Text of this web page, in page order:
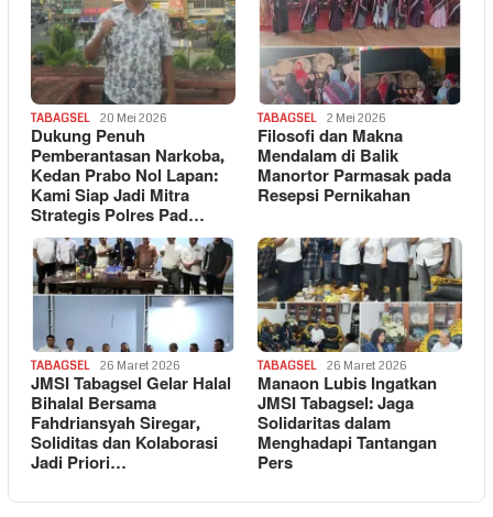
TABAGSEL 20 Mei 2026
Dukung Penuh
Pemberantasan Narkoba,
Kedan Prabo Nol Lapan:
Kami Siap Jadi Mitra
Strategis Polres Pad…
TABAGSEL 2 Mei 2026
Filosofi dan Makna
Mendalam di Balik
Manortor Parmasak pada
Resepsi Pernikahan
TABAGSEL 26 Maret 2026
JMSI Tabagsel Gelar Halal
Bihalal Bersama
Fahdriansyah Siregar,
Soliditas dan Kolaborasi
Jadi Priori…
TABAGSEL 26 Maret 2026
Manaon Lubis Ingatkan
JMSI Tabagsel: Jaga
Solidaritas dalam
Menghadapi Tantangan
Pers